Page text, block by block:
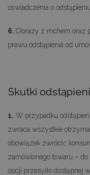
oświadczenia o
6. Obrazy z mchem oraz
prawu odstąpienia od
Skutki
1. W przypadku
zwraca wszystkie
obowiązek zwrócić
zamówionego towaru –
opcji przesyłki dostępnej